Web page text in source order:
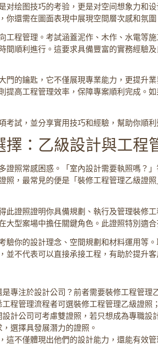
对绘图技巧的考验，更是对空间想象力和
你還需在圖面表現中展現空間層次感和氛
工程管理。考試涵蓋泥作、木作、水電等
間順利進行。這要求具備豐富的實務經驗
門的鑰匙，它不僅展現專業能力，更提升
提高工程管理效率，保障專案順利完成。
考試，並分享實用技巧和經驗，幫助你順
：乙級設計與工程
證照常感困惑。「室內設計需要執照嗎？
照，最常見的便是「裝修工程管理乙級證
此證照證明你具備規劃、執行及管理裝修
大型案場中擔任關鍵角色。此證照特別適
驗你的設計理念、空間規劃和材料運用等
並不代表可以直接承接工程，有助於提升
專注於設計公司？前者需要裝修工程管理
程管理流程者可選裝修工程管理乙級證照
計公司可考慮雙證照，若只想成為專職設
選擇具發展潛力的證照。
這不僅體現出他們的設計能力，還能有效